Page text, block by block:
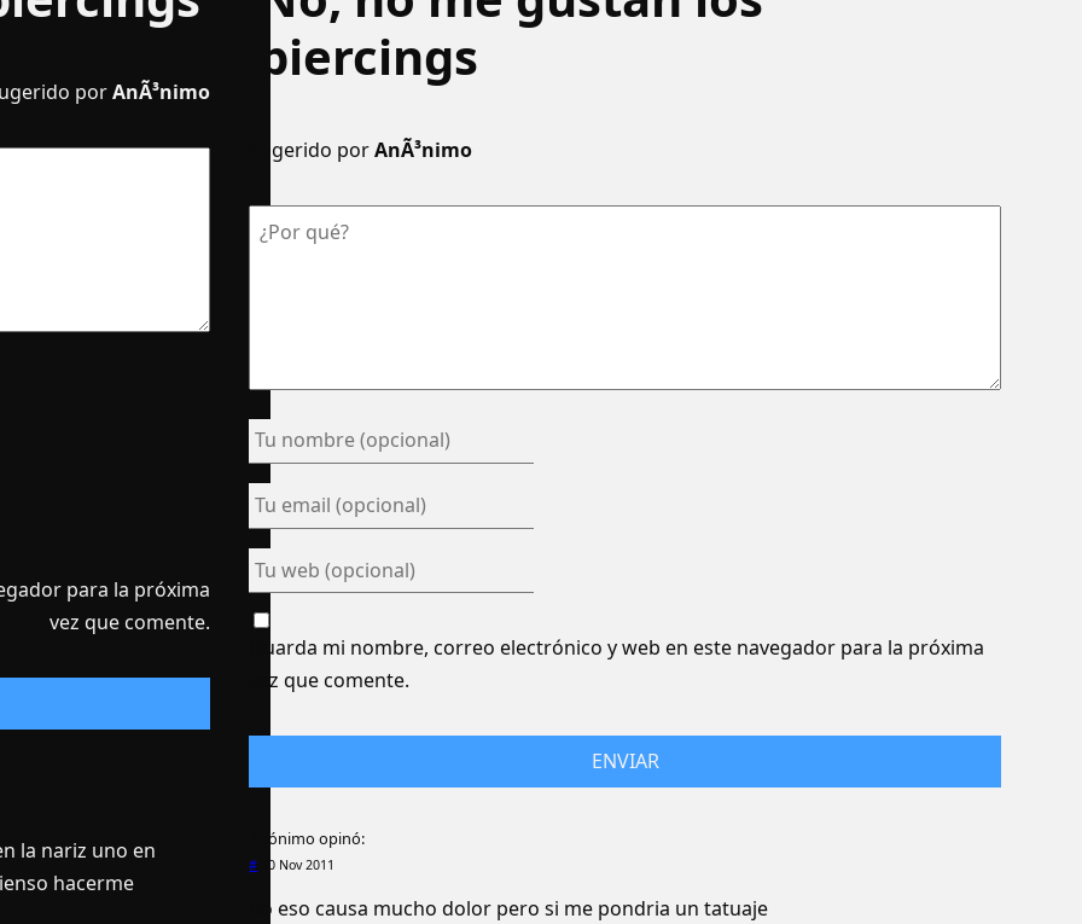
porAnÃ³nimo
para la próxima
vez que comente.
la nariz uno en
hacerme
piercings
Sugerido porAnÃ³nimo
Guarda mi nombre, correo electrónico y web en este navegador para la próxima
vez que comente.
Anónimo opinó:
# 30 Nov 2011
no eso causa mucho dolor pero si me pondria un tatuaje